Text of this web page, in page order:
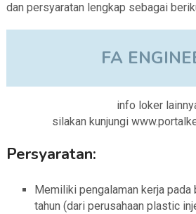
dan persyaratan lengkap sebagai
FA
info loker
silakan kunjungi
Persyaratan:
Memiliki pengalaman kerja pada
tahun (dari perusahaan plastic